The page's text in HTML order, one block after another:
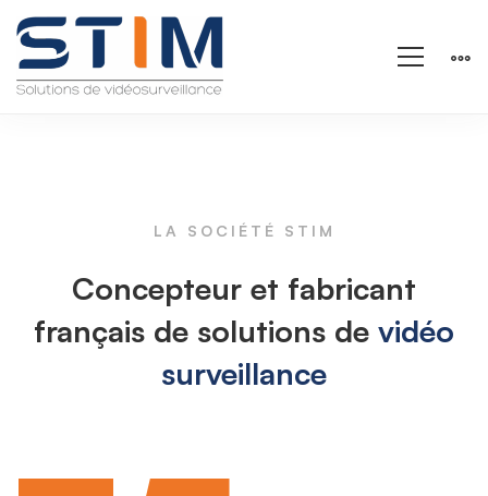
LA SOCIÉTÉ STIM
Concepteur et fabricant
français de solutions de vidéo
surveillance